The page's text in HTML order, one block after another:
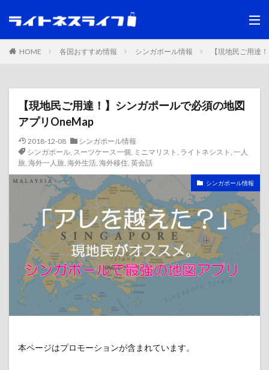
HOME 各国おすすめ情報 シンガポール情報 【現地民ご用達
【現地民ご用達！】シンガポールで必須の地図
アプリOneMap
2018-12-08
シンガポール情報
シンガポール, スーツケース一個, ミニマリスト , ライトネシスト , 一人
旅, 海外一人旅, 海外生活, 海外移住, 英会話
シンガポール情報
本ページはプロモーションが含まれています。